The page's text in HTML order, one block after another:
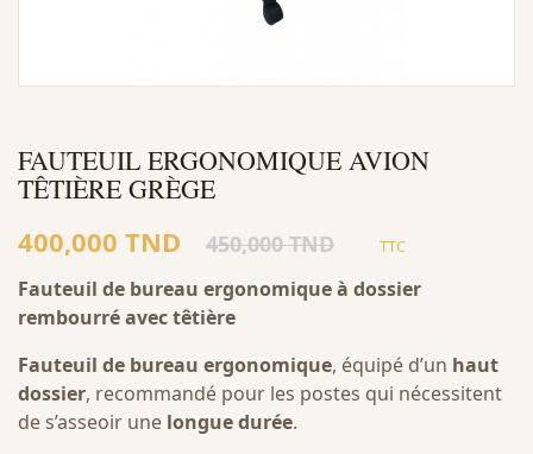
FAUTEUIL ERGONOMIQUE AVION
TÊTIÈRE GRÈGE
400,000 TND 450,000 TND TTC
Fauteuil de bureau ergonomique à dossier
rembourré avec têtière
Fauteuil de bureau ergonomique, équipé d’un haut
dossier, recommandé pour les postes qui nécessitent
de s’asseoir une longue durée.